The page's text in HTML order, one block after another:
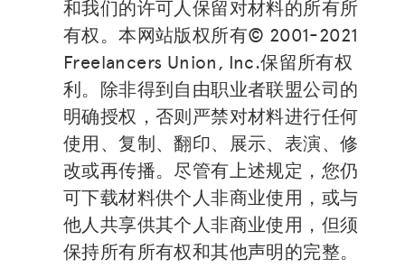
和我们的许可人保留对材料的所有所
有权。本网站版权所有© 2001-2021
Freelancers Union, Inc.保留所有权
利。除非得到自由职业者联盟公司的
明确授权，否则严禁对材料进行任何
使用、复制、翻印、展示、表演、修
改或再传播。尽管有上述规定，您仍
可下载材料供个人非商业使用，或与
他人共享供其个人非商业使用，但须
保持所有所有权和其他声明的完整。